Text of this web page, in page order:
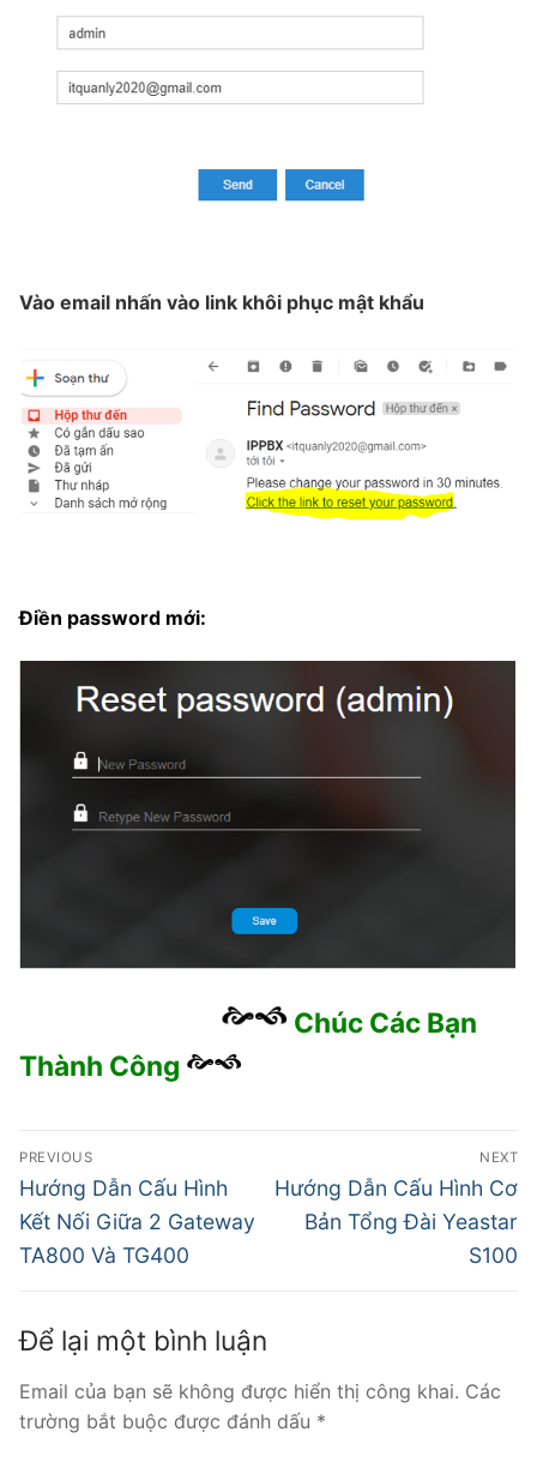
Vào email nhấn vào link khôi phục mật khẩu
Điền password mới:
Chúc Các Bạn
Thành Công
PREVIOUS
Hướng Dẫn Cấu Hình
Kết Nối Giữa 2 Gateway
TA800 Và TG400
NEXT
Hướng Dẫn Cấu Hình Cơ
Bản Tổng Đài Yeastar
S100
Để lại một bình luận
Email của bạn sẽ không được hiển thị công khai. Các
trường bắt buộc được đánh dấu *